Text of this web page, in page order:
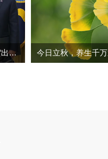
特朗普再签行政令 禁止“生育旅游”收紧“出生公民权”